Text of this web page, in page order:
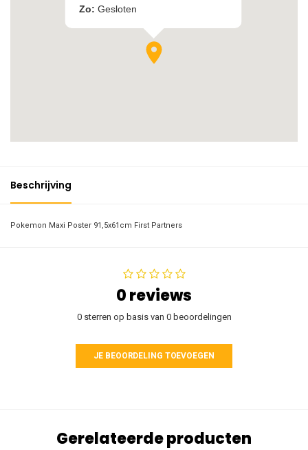
Beschrijving
Pokemon Maxi Poster 91,5x61cm First Partners
0 reviews
0 sterren op basis van 0 beoordelingen
JE BEOORDELING TOEVOEGEN
Gerelateerde producten